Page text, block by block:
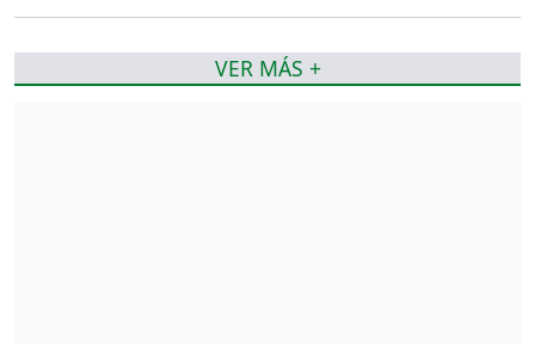
VER MÁS +